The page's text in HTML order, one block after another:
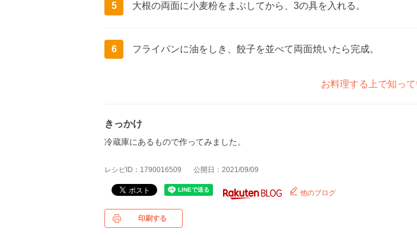
5 大根の両面に小麦粉をまぶしてから、3の具を入れる。
6 フライパンに油をしき、餃子を並べて両面焼いたら完成。
お料理する上で知っ
きっかけ
冷蔵庫にあるもので作ってみました。
レシピID：1790016509 公開日：2021/09/09
他のブログ
印刷する